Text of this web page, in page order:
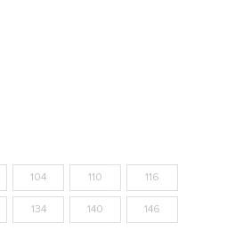
104 110 116
134 140 146